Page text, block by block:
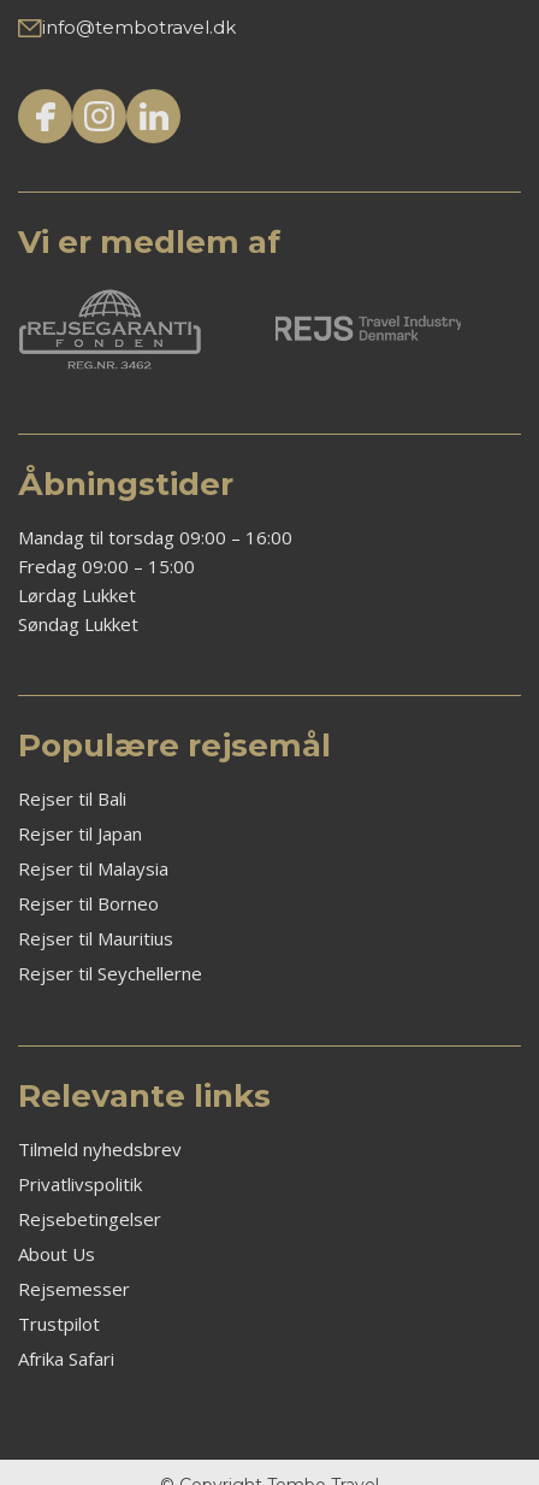
info@tembotravel.dk
Vi er medlem af
Åbningstider
Mandag til torsdag 09:00 – 16:00
Fredag 09:00 – 15:00
Lørdag Lukket
Søndag Lukket
Populære rejsemål
Rejser til Bali
Rejser til Japan
Rejser til Malaysia
Rejser til Borneo
Rejser til Mauritius
Rejser til Seychellerne
Relevante links
Tilmeld nyhedsbrev
Privatlivspolitik
Rejsebetingelser
About Us
Rejsemesser
Trustpilot
Afrika Safari